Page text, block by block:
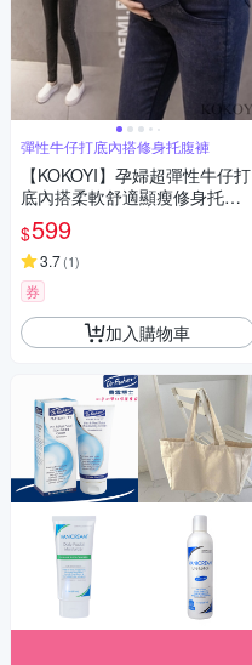
彈性牛仔打底內搭修身托腹褲
【KOKOYI】孕婦超彈性牛仔打
底內搭柔軟舒適顯瘦修身托腹
褲(孕婦褲 運動褲 瑜珈褲 托腹
帶 內搭褲)
$599
3.7(1)
券
加入購物車